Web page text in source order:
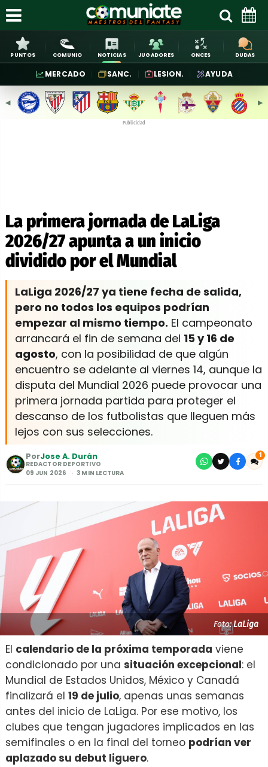
PUNTOS COMUNIO NOTICIAS JUGADORES ONCES DUDAS
MERCADO SANC. LESION. AYUDA
◀︎ ▶︎
Publicidad
La primera jornada de LaLiga
2026/27 apunta a un inicio
dividido por el Mundial
LaLiga 2026/27 ya tiene fecha de salida,
pero no todos los equipos podrían
empezar al mismo tiempo. El campeonato
arrancará el fin de semana del 15 y 16 de
agosto, con la posibilidad de que algún
encuentro se adelante al viernes 14, aunque la
disputa del Mundial 2026 puede provocar una
primera jornada partida para proteger el
descanso de los futbolistas que lleguen más
lejos con sus selecciones.
PorJose A. Durán
REDACTOR DEPORTIVO
09 JUN 2026
3 MIN LECTURA
1
Foto:LaLiga
El calendario de la próxima temporada viene
condicionado por una situación excepcional: el
Mundial de Estados Unidos, México y Canadá
finalizará el 19 de julio, apenas unas semanas
antes del inicio de LaLiga. Por ese motivo, los
clubes que tengan jugadores implicados en las
semifinales o en la final del torneo podrían ver
aplazado su debut liguero.